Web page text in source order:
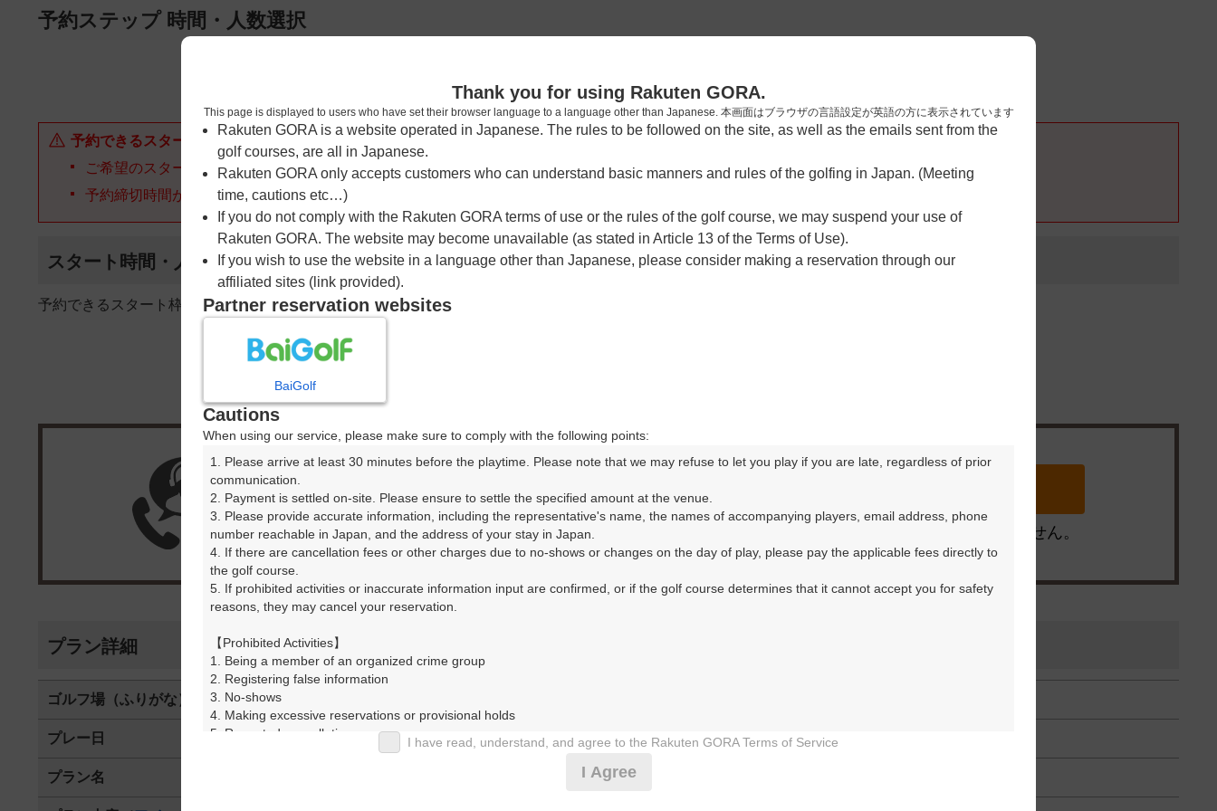
ページの本文へ
予約ステップ 時間・人数選択
確認
予約できるスタート枠がありません。以下の理由が考えられます。
ご希望のスタート時間の枠が他の予約で埋まってしまった。
予約締切時間が過ぎてしまった。
スタート時間・人数指定
予約できるスタート枠がありません。
楽天GORA予約専用ダイヤル
受付時間 8:00～17:00 年中無休 ※ゴルフ場の電話ではありません。
プラン詳細
ゴルフ場（ふりがな）
プレー日 2025年07月15日（火）
プラン名
Thank you for using Rakuten GORA.
This page is displayed to users who have set their browser language to a language other than Japanese. 本画面はブラウザの言語設定が英語の方に表示されています
Rakuten GORA is a website operated in Japanese. The rules to be followed on the site, as well as the emails sent from the
golf courses, are all in Japanese.
Rakuten GORA only accepts customers who can understand basic manners and rules of the golfing in Japan. (Meeting
time, cautions etc…)
If you do not comply with the Rakuten GORA terms of use or the rules of the golf course, we may suspend your use of
Rakuten GORA. The website may become unavailable (as stated in Article 13 of the Terms of Use).
If you wish to use the website in a language other than Japanese, please consider making a reservation through our
affiliated sites (link provided).
Partner reservation websites
BaiGolf
Cautions
When using our service, please make sure to comply with the following points:
1. Please arrive at least 30 minutes before the playtime. Please note that we may refuse to let you play if you are late, regardless of prior
communication.
2. Payment is settled on-site. Please ensure to settle the specified amount at the venue.
3. Please provide accurate information, including the representative's name, the names of accompanying players, email address, phone
number reachable in Japan, and the address of your stay in Japan.
4. If there are cancellation fees or other charges due to no-shows or changes on the day of play, please pay the applicable fees directly to
the golf course.
5. If prohibited activities or inaccurate information input are confirmed, or if the golf course determines that it cannot accept you for safety
reasons, they may cancel your reservation.
【Prohibited Activities】
1. Being a member of an organized crime group
2. Registering false information
3. No-shows
4. Making excessive reservations or provisional holds
5. Repeated cancellations
6. Violating laws and regulations
7. Causing inconvenience to others during play (e.g., delaying play, ignoring rules, manners, or warnings)
I have read, understand, and agree to the Rakuten GORA Terms of Service
I Agree